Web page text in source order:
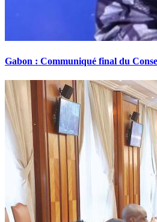
Gabon : Communiqué final du